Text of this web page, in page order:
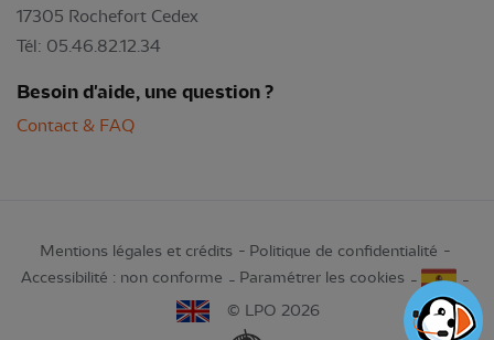
17305 Rochefort Cedex
Tél: 05.46.82.12.34
Besoin d'aide, une question ?
Contact & FAQ
Mentions légales et crédits
Politique de confidentialité
Accessibilité : non conforme
Paramétrer les cookies
© LPO 2026